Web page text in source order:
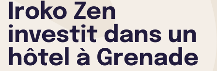
Iroko Zen
investit dans un
hôtel à Grenade